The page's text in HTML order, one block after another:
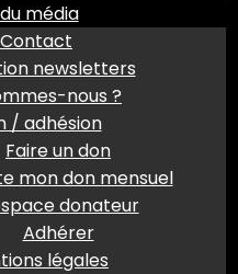
média
Contact
newsletters
nous ?
/ adhésion
Faire un don
mon don mensuel
donateur
Adhérer
légales